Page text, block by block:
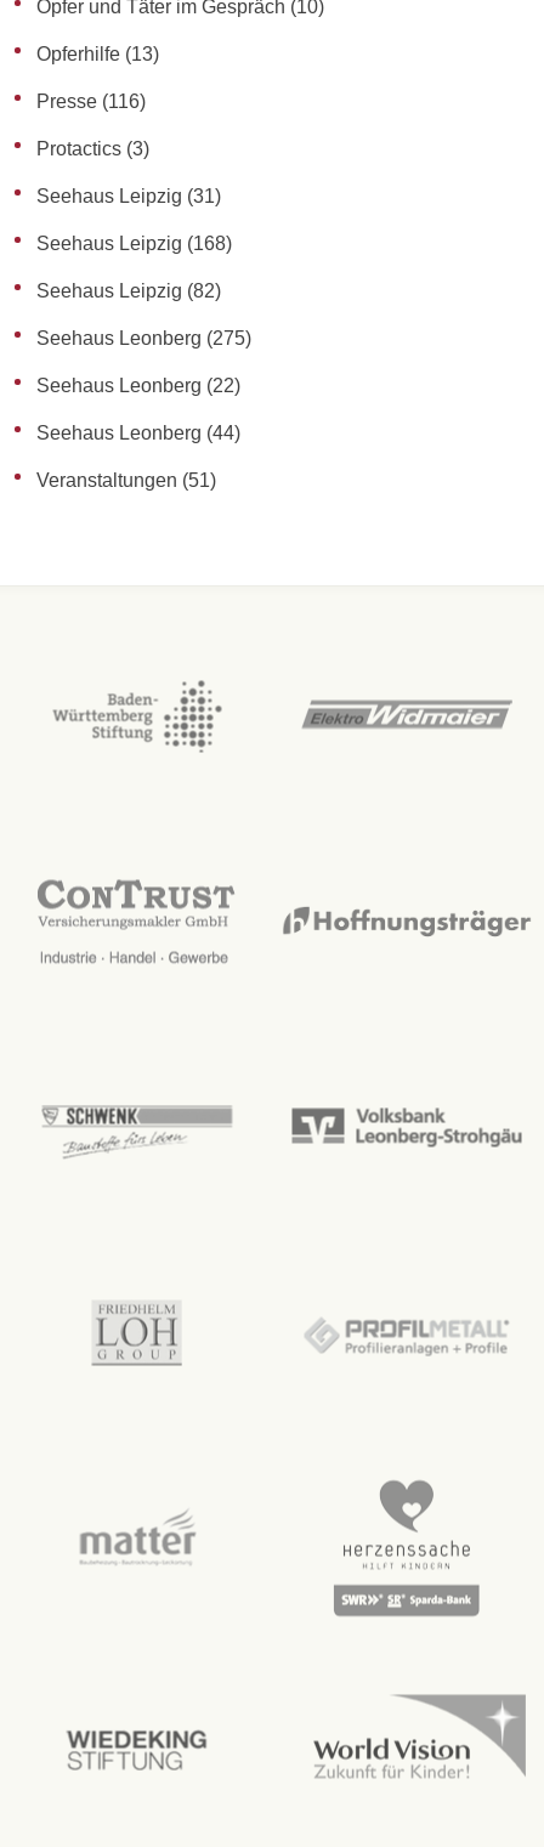
Opfer und Täter im Gespräch (10)
Opferhilfe (13)
Presse (116)
Protactics (3)
Seehaus Leipzig (31)
Seehaus Leipzig (168)
Seehaus Leipzig (82)
Seehaus Leonberg (275)
Seehaus Leonberg (22)
Seehaus Leonberg (44)
Veranstaltungen (51)